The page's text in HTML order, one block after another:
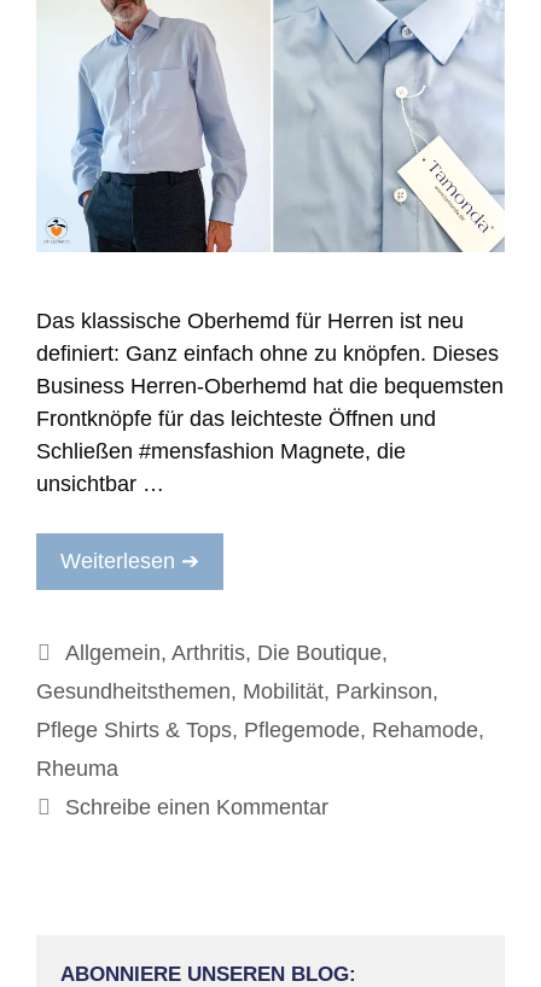
Das klassische Oberhemd für Herren ist neu
definiert: Ganz einfach ohne zu knöpfen. Dieses
Business Herren-Oberhemd hat die bequemsten
Frontknöpfe für das leichteste Öffnen und
Schließen #mensfashion Magnete, die
unsichtbar …
Weiterlesen ➔
Kategorien
Allgemein, Arthritis, Die Boutique,
Gesundheitsthemen, Mobilität, Parkinson,
Pflege Shirts & Tops, Pflegemode, Rehamode,
Rheuma
Schreibe einen Kommentar
ABONNIERE UNSEREN BLOG: